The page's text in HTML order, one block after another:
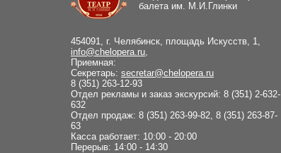
балета им. М.И.Глинки
454091, г. Челябинск, площадь Искусств, 1,
info@chelopera.ru
Приемная:
Секретарь: secretar@chelopera.ru
8 (351) 263-12-93
Отдел рекламы и заказ экскурсий: 8 (351) 2-632-
632
Отдел продаж: 8 (351) 263-99-82, 8 (351) 263-87-
63
Касса работает: 10:00 - 20:00
Перерыв: 14:00 - 14:30